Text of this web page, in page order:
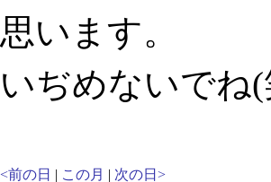
思います。
いぢめないでね
<前の日 | この月 | 次の日>